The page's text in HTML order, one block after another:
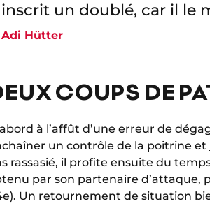
inscrit un doublé, car il le
Adi Hütter
COUPS DE
à l’affût d’une erreur de
un contrôle de la poitrine et
rassasié, il profite ensuite du
par son partenaire d’attaque,
Un retournement de situation